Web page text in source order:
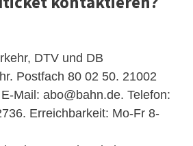
DTV und DB
Postfach 80 02 50. 21002
Mail: abo@bahn.de. Telefon:
Erreichbarkeit: Mo-Fr 8-